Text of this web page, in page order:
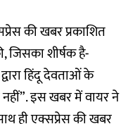
की खबर प्रकाशित
जिसका शीर्षक है-
हिंदू देवताओं के
इस खबर में वायर ने
ही एक्सप्रेस की खबर